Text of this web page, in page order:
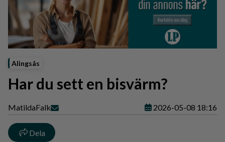
Alingsås
Har du sett en bisvärm?
MatildaFalk 2026-05-08 18:16
Dela